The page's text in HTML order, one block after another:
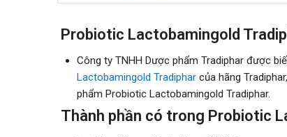
Probiotic Lactobamingold
Công ty TNHH Dược phẩm Tradiphar được
Lactobamingold Tradipharcủa hãng
phẩm Probiotic Lactobamingold Tradiphar.
Thành phần có trong Probiotic